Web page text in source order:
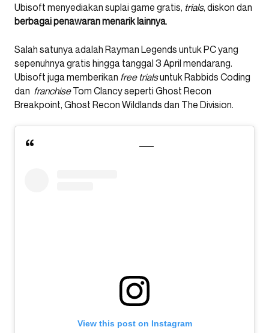
Ubisoft menyediakan suplai game gratis, trials, diskon dan
berbagai penawaran menarik lainnya.
Salah satunya adalah Rayman Legends untuk PC yang
sepenuhnya gratis hingga tanggal 3 April mendarang.
Ubisoft juga memberikan free trialsuntuk Rabbids Coding
dan franchiseTom Clancy seperti Ghost Recon
Breakpoint, Ghost Recon Wildlands dan The Division.
View this post on Instagram